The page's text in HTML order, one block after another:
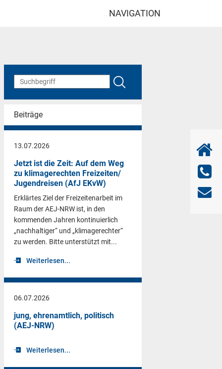
NAVIGATION
Beiträge
13.07.2026
Jetzt ist die Zeit: Auf dem Weg
zu klimagerechten Freizeiten/
Jugendreisen (AfJ EKvW)
Erklärtes Ziel der Freizeitenarbeit im
Raum der AEJ-NRW ist, in den
kommenden Jahren kontinuierlich
„nachhaltiger“ und „klimagerechter“
zu werden. Bitte unterstützt mit...
Weiterlesen...
06.07.2026
jung, ehrenamtlich, politisch
(AEJ-NRW)
Weiterlesen...